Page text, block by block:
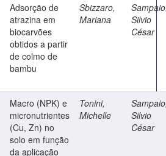
Adsorção de
atrazina em
biocarvões
obtidos a partir
de colmo de
bambu
Sbizzaro,
Mariana
Silvio
César
Macro (NPK) e
micronutrientes
(Cu, Zn) no
solo em função
da aplicação
Tonini,
Michelle
Silvio
César